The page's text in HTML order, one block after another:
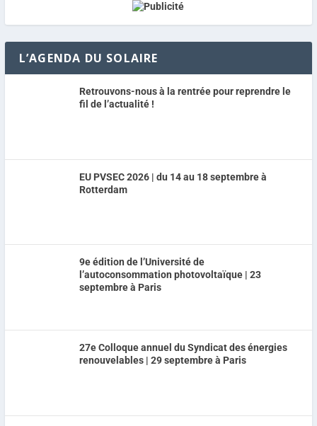
L’AGENDA DU SOLAIRE
Retrouvons-nous à la rentrée pour reprendre le
fil de l’actualité !
EU PVSEC 2026 | du 14 au 18 septembre à
Rotterdam
9e édition de l’Université de
l’autoconsommation photovoltaïque | 23
septembre à Paris
27e Colloque annuel du Syndicat des énergies
renouvelables | 29 septembre à Paris